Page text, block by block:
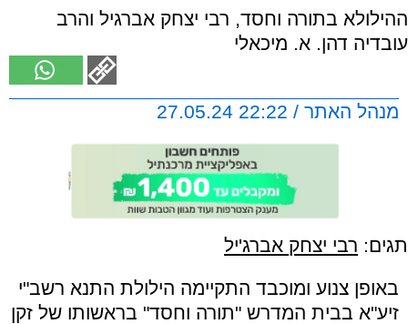
ההילולא בתורה וחסד, רבי יצחק אברגיל והרב
עובדיה דהן. א. מיכאלי
מנהל האתר / 22:22 27.05.24
תגים: רבי יצחק אברג'יל
באופן צנוע ומוכבד התקיימה הילולת התנא רשב"י
זיע"א בבית המדרש "תורה וחסד" בראשותו של זקן